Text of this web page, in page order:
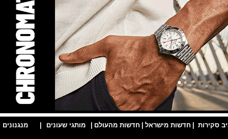
| חדשות מישראל | חדשות מהעולם | מותגי שעונים | מנגנונים |